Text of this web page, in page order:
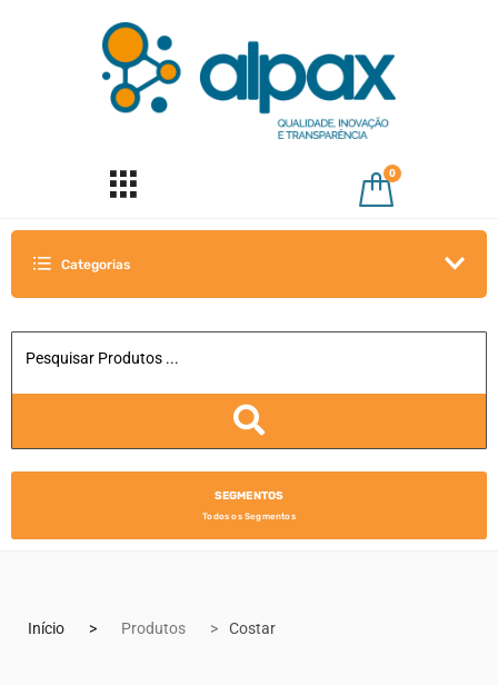
0
Categorias
SEGMENTOS
Todos os Segmentos
Início Produtos Costar